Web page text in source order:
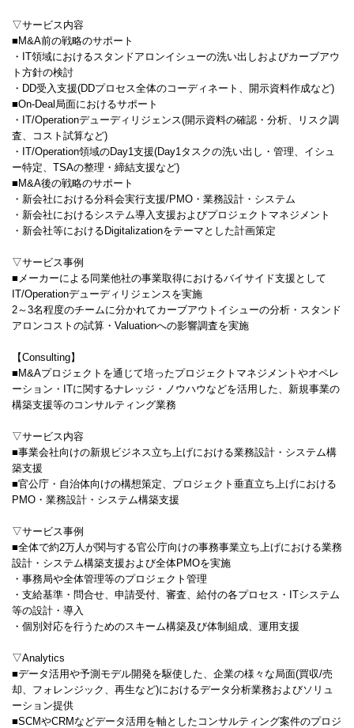
▽サービス内容
■M&A前の戦略のサポート
・IT領域におけるスタンドアロンイシューの洗い出しおよびカーブアウ
ト方針の検討
・DD受入支援(DDプロセス全体のコーディネート、開示資料作成など)
■On-Deal局面におけるサポート
・IT/Operationデューディリジェンス(開示資料の確認・分析、リスク調
査、コスト試算など)
・IT/Operation領域のDay1支援(Day1タスクの洗い出し・管理、イシュ
ー特定、TSAの整理・締結支援など)
■M&A後の戦略のサポート
・新会社における分科会実行支援/PMO・業務設計・システム
・新会社におけるシステム導入支援およびプロジェクトマネジメント
・新会社等におけるDigitalizationをテーマとした計画策定
▽サービス事例
■メーカーによる同業他社の事業取得におけるバイサイド支援として
IT/Operationデューディリジェンスを実施
2～3名程度のチームに分かれてカーブアウトイシューの分析・スタンド
アロンコストの試算・Valuationへの影響調査を実施
【Consulting】
■M&Aプロジェクトを通じて培ったプロジェクトマネジメントやオペレ
ーション・ITに関するナレッジ・ノウハウなどを活用した、新規事業の
構築支援等のコンサルティング業務
▽サービス内容
■事業会社向けの新規ビジネス立ち上げにおける業務設計・システム構
築支援
■官公庁・自治体向けの構想策定、プロジェクト垂直立ち上げにおける
PMO・業務設計・システム構築支援
▽サービス事例
■全体で約2万人が関与する官公庁向けの事務事業立ち上げにおける業務
設計・システム構築支援および全体PMOを実施
・事務局や全体管理等のプロジェクト管理
・支給基準・問合せ、申請受付、審査、給付の各プロセス・ITシステム
等の設計・導入
・個別対応を行うためのスキーム構築及び体制組成、運用支援
▽Analytics
■データ活用や予測モデル開発を駆使した、企業の様々な局面(買収/売
却、フォレンジック、再生など)におけるデータ分析業務およびソリュ
ーション提供
■SCMやCRMなどデータ活用を軸としたコンサルティング案件のプロジ